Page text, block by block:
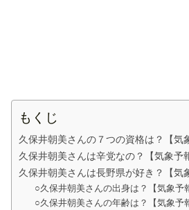
もくじ
久保井朝美さんの７つの資格は？【気
久保井朝美さんは辛党なの？【気象予
久保井朝美さんは長野県が好き？【気
○久保井朝美さんの出身は？【気象予
○久保井朝美さんの年齢は？【気象予